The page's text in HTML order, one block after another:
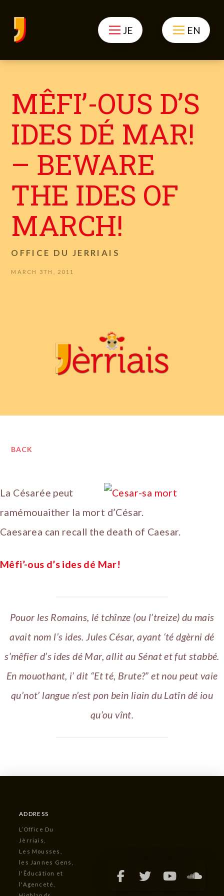
JE EN
MÊFI’-OUS D’S
IDES DÉ MAR!
– BEWARE
THE IDES OF
MARCH!
OFFICE DU JERRIAIS
MARCH 3TH, 2011
BACK
La Césarée peut
ramémouaither la mort d’César.
Caesarea can recall the death of Caesar.
Mêfi’-ous d’s ides dé Mar!
Pouor les Romains, lé tchînze (ou l’treize) du mais
avait nom l’s ides. Jules César, ayant ‘té dgèrni dé
s’mêfier d’s ides dé Mar, allit au Sénat et fut stabbé.
En mouothant, i’ dit “Et té, Brute?” et nou peut vaie
qu’not’ langue n’est pon bein liain du Latîn dé iou
qu’ou vînt.
ADDRESS
L’Office Du
Jèrriais,
Les Mousses,
les Jannes Gens,
l'Êducâtion et
l'Agenceté,